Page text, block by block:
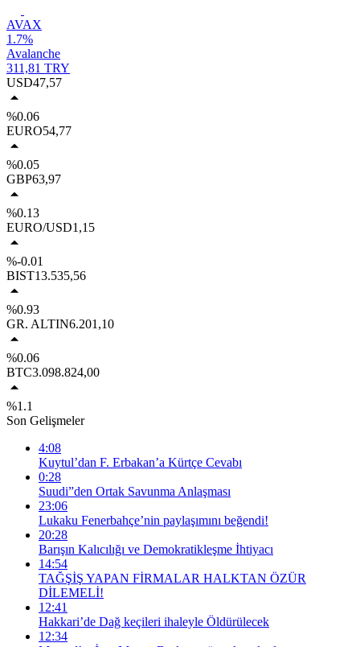
AVAX
1.7%
Avalanche
311,81 TRY
USD47,57
%0.06
EURO54,77
%0.05
GBP63,97
%0.13
EURO/USD1,15
%-0.01
BIST13.535,56
%0.93
GR. ALTIN6.201,10
%0.06
BTC3.098.824,00
%1.1
Son Gelişmeler
4:08
Kuytul’dan F. Erbakan’a Kürtçe Cevabı
0:28
Suudi”den Ortak Savunma Anlaşması
23:06
Lukaku Fenerbahçe’nin paylaşımını beğendi!
20:28
Barışın Kalıcılığı ve Demokratikleşme İhtiyacı
14:54
TAĞŞİŞ YAPAN FİRMALAR HALKTAN ÖZÜR
DİLEMELİ!
12:41
Hakkari’de Dağ keçileri ihaleyle Öldürülecek
12:34